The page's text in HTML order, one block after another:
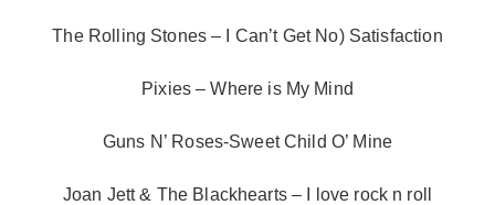
The Rolling Stones – I Can’t Get No) Satisfaction
Pixies – Where is My Mind
Guns N’ Roses-Sweet Child O’ Mine
Joan Jett & The Blackhearts – I love rock n roll